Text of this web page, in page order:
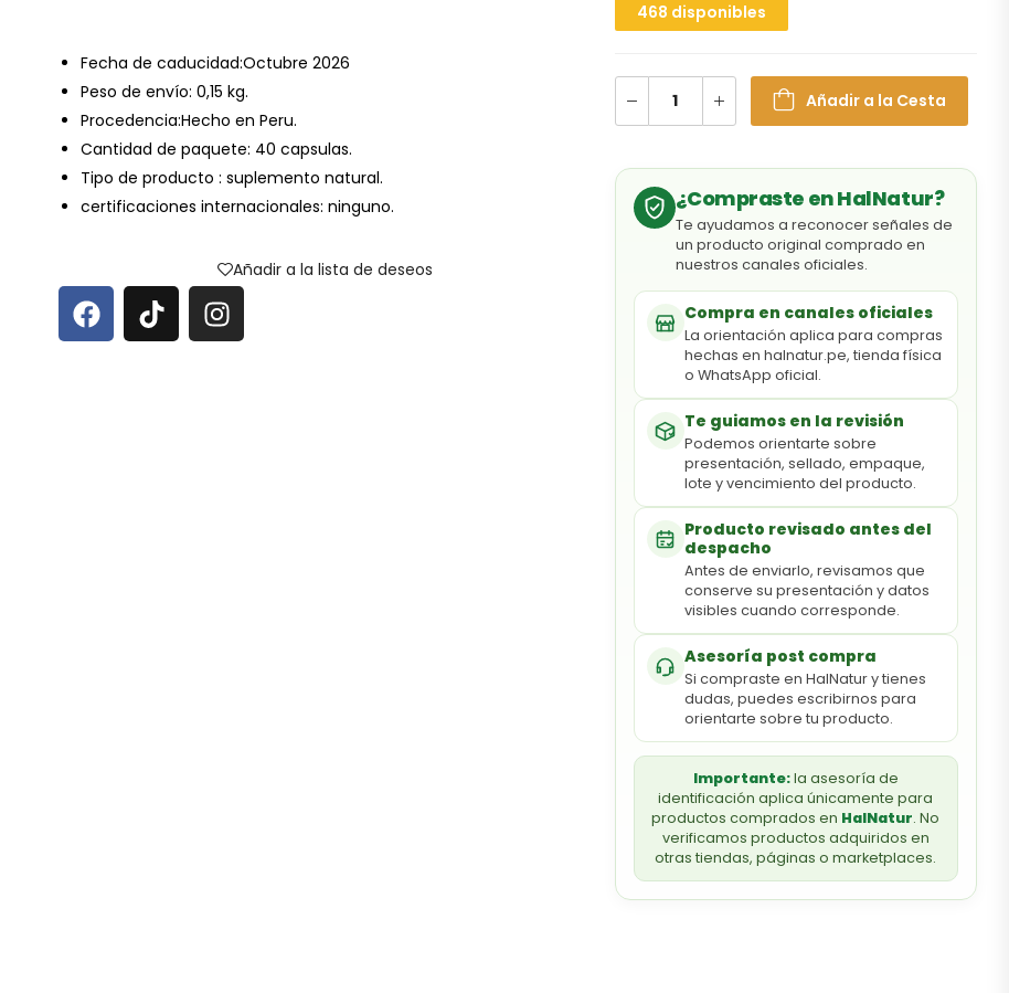
Fecha de caducidad:Octubre 2026
Peso de envío: 0,15 kg.
Procedencia:Hecho en Peru.
Cantidad de paquete: 40 capsulas.
Tipo de producto : suplemento natural.
certificaciones internacionales: ninguno.
Añadir a la lista de deseos
468 disponibles
Añadir a la Cesta
¿Compraste en HalNatur?
Te ayudamos a reconocer señales de
un producto original comprado en
nuestros canales oficiales.
Compra en canales oficiales
La orientación aplica para compras
hechas en halnatur.pe, tienda física
o WhatsApp oficial.
Te guiamos en la revisión
Podemos orientarte sobre
presentación, sellado, empaque,
lote y vencimiento del producto.
Producto revisado antes del
despacho
Antes de enviarlo, revisamos que
conserve su presentación y datos
visibles cuando corresponde.
Asesoría post compra
Si compraste en HalNatur y tienes
dudas, puedes escribirnos para
orientarte sobre tu producto.
Importante:la asesoría de
identificación aplica únicamente para
productos comprados en HalNatur. No
verificamos productos adquiridos en
otras tiendas, páginas o marketplaces.